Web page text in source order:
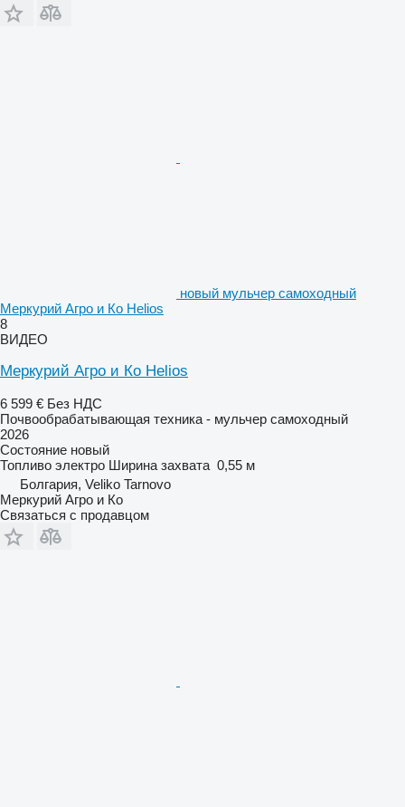
новый мульчер самоходный
Меркурий Агро и Ко Helios
8
ВИДЕО
Меркурий Агро и Ко Helios
6 599 € Без НДС
Почвообрабатывающая техника - мульчер самоходный
2026
Состояние новый
Топливо электро Ширина захвата 0,55 м
Болгария, Veliko Tarnovo
Меркурий Агро и Ко
Связаться с продавцом